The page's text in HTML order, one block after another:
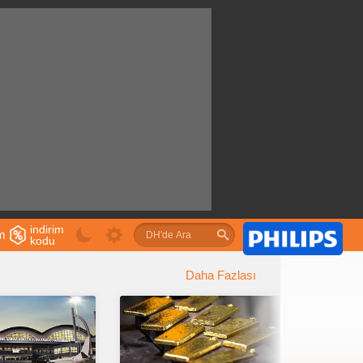
indirim
kodu
Daha Fazlası